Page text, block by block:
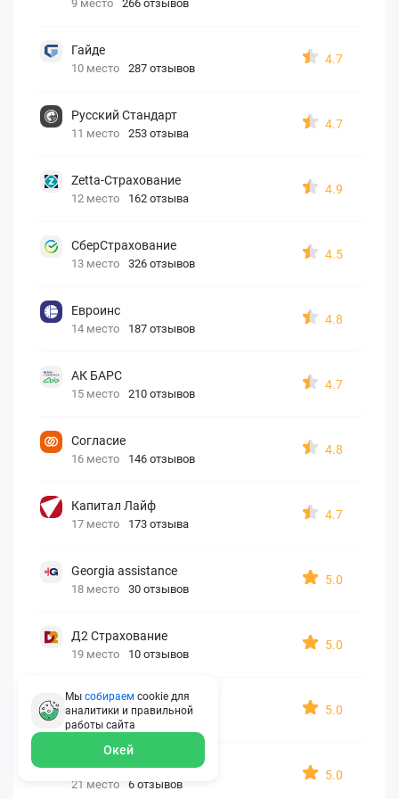
9 место 266 отзывов
Гайде
10 место 287 отзывов
4.7
Русский Стандарт
11 место 253 отзыва
4.7
Zetta-Страхование
12 место 162 отзыва
4.9
СберСтрахование
13 место 326 отзывов
4.5
Евроинс
14 место 187 отзывов
4.8
АК БАРС
15 место 210 отзывов
4.7
Согласие
16 место 146 отзывов
4.8
Капитал Лайф
17 место 173 отзыва
4.7
Georgia assistance
18 место 30 отзывов
5.0
Д2 Страхование
19 место 10 отзывов
5.0
АйАйСи
20 место 7 отзывов
5.0
OxySport
21 место 6 отзывов
5.0
Мы собираем cookie для
аналитики и правильной
работы сайта
Окей